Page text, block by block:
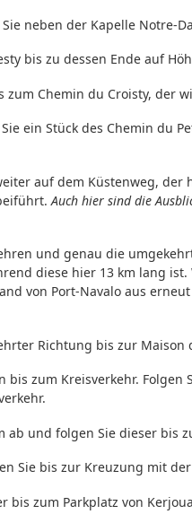
neben der Kapelle Notre-
bis zu dessen Ende auf
Chemin du Croisty, der
ein Stück des Chemin du
auf dem Küstenweg,
Auch hier sind die
und genau die
diese hier 13 km lang
von Port-Navalo aus
Richtung bis zur Maison
zum Kreisverkehr. Folgen
ab und folgen Sie dieser bis
Sie bis zur Kreuzung mit
bis zum Parkplatz von